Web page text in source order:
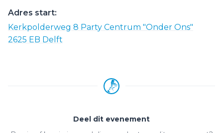
Adres start:
Kerkpolderweg 8 Party Centrum "Onder Ons"
2625 EB Delft
Deel dit evenement